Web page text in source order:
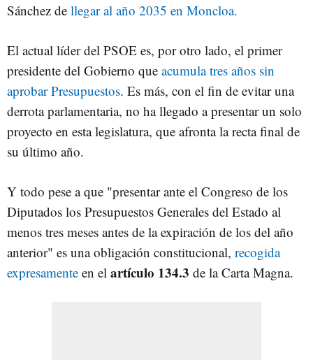
Sánchez de llegar al año 2035 en Moncloa.
El actual líder del PSOE es, por otro lado, el primer
presidente del Gobierno que acumula tres años sin
aprobar Presupuestos. Es más, con el fin de evitar una
derrota parlamentaria, no ha llegado a presentar un solo
proyecto en esta legislatura, que afronta la recta final de
su último año.
Y todo pese a que "presentar ante el Congreso de los
Diputados los Presupuestos Generales del Estado al
menos tres meses antes de la expiración de los del año
anterior" es una obligación constitucional, recogida
expresamente en el artículo 134.3 de la Carta Magna.